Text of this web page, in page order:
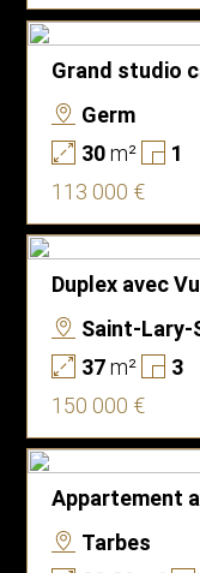
Grand studio
Germ
30m²
1
113 000 €
Duplex avec
Saint-Lary-
37m²
3
150 000 €
Appartement
Tarbes